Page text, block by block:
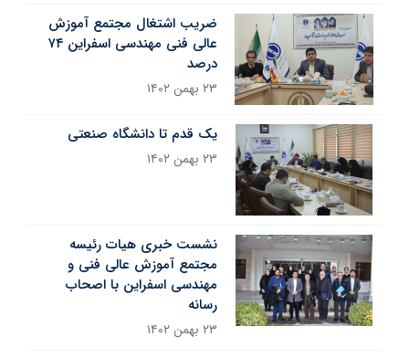
ضریب اشتغال مجتمع آموزش
عالی فنی مهندسی اسفراین ۷۴
درصد
۲۳ بهمن ۱۴۰۲
یک قدم تا دانشگاه صنعتی
۲۳ بهمن ۱۴۰۲
نشست خبری هیات رئیسه
مجتمع آموزش عالی فنی و
مهندسی اسفراین با اصحاب
رسانه
۲۳ بهمن ۱۴۰۲